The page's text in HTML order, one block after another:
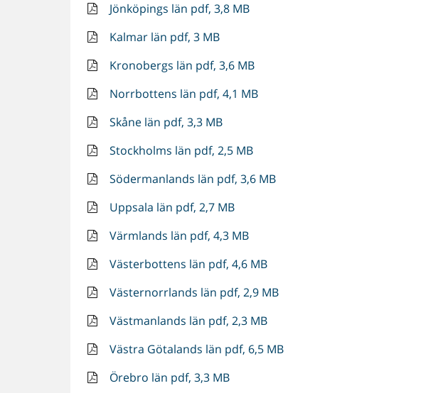
Jönköpings län pdf, 3,8 MB
Kalmar län pdf, 3 MB
Kronobergs län pdf, 3,6 MB
Norrbottens län pdf, 4,1 MB
Skåne län pdf, 3,3 MB
Stockholms län pdf, 2,5 MB
Södermanlands län pdf, 3,6 MB
Uppsala län pdf, 2,7 MB
Värmlands län pdf, 4,3 MB
Västerbottens län pdf, 4,6 MB
Västernorrlands län pdf, 2,9 MB
Västmanlands län pdf, 2,3 MB
Västra Götalands län pdf, 6,5 MB
Örebro län pdf, 3,3 MB